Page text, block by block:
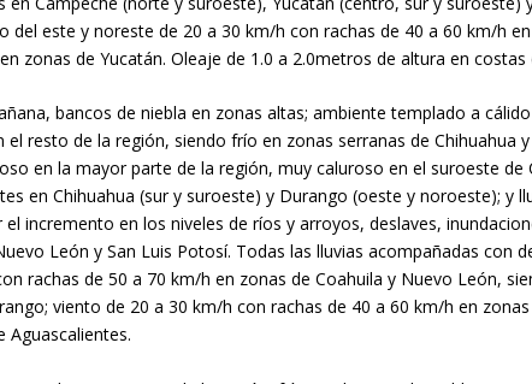
este y noreste de 20 a 30 km/h con rachas de 40 a 60 km/h
zonas de Yucatán. Oleaje de 1.0 a 2.0metros de altura en costas
bancos de niebla en zonas altas; ambiente templado a
resto de la región, siendo frío en zonas serranas de Chihuahua
en la mayor parte de la región, muy caluroso en el suroeste de
en Chihuahua (sur y suroeste) y Durango (oeste y noroeste); y
incremento en los niveles de ríos y arroyos, deslaves,
León y San Luis Potosí. Todas las lluvias acompañadas con
rachas de 50 a 70 km/h en zonas de Coahuila y Nuevo León,
viento de 20 a 30 km/h con rachas de 40 a 60 km/h en
Aguascalientes.